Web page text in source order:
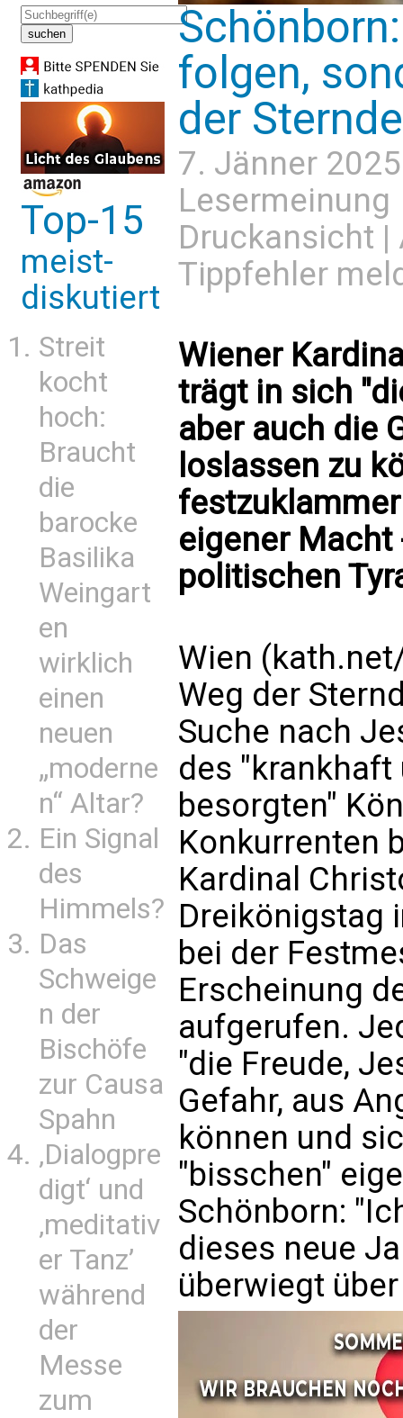
Top-15
meist-
diskutiert
Streit
kocht
hoch:
Braucht
die
barocke
Basilika
Weingart
en
wirklich
einen
neuen
„moderne
n“ Altar?
Ein Signal
des
Himmels?
Das
Schweige
n der
Bischöfe
zur Causa
Spahn
‚Dialogpre
digt‘ und
‚meditativ
er Tanz’
während
der
Messe
zum
folgen,
der
7. Jänner
Lesermeinung
Druckansicht |
Tippfehler
Wiener
trägt in sich
aber auch die
loslassen zu
eigener Macht
politischen
Wien
Weg der
Suche nach
des
besorgten"
Konkurrenten
Kardinal
Dreikönigstag
bei der
Erscheinung
aufgerufen.
"die Freude,
Gefahr, aus
können und
"bisschen"
Schönborn:
dieses neue
überwiegt